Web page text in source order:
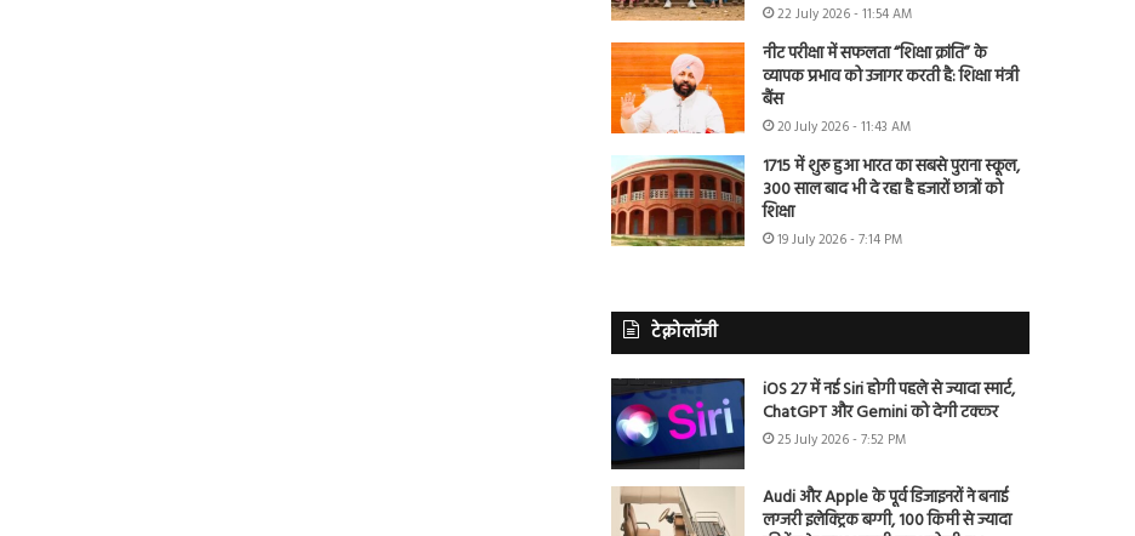
22 July 2026 - 11:54 AM
नीट परीक्षा में सफलता “शिक्षा क्रांति” के
व्यापक प्रभाव को उजागर करती है: शिक्षा मंत्री
बैंस
20 July 2026 - 11:43 AM
1715 में शुरू हुआ भारत का सबसे पुराना स्कूल,
300 साल बाद भी दे रहा है हजारों छात्रों को
शिक्षा
19 July 2026 - 7:14 PM
टेक्नोलॉजी
iOS 27 में नई Siri होगी पहले से ज्यादा स्मार्ट,
ChatGPT और Gemini को देगी टक्कर
25 July 2026 - 7:52 PM
Audi और Apple के पूर्व डिजाइनरों ने बनाई
लग्जरी इलेक्ट्रिक बग्गी, 100 किमी से ज्यादा